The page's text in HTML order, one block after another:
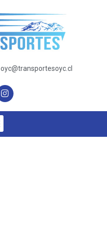
oyc@transportesoyc.cl